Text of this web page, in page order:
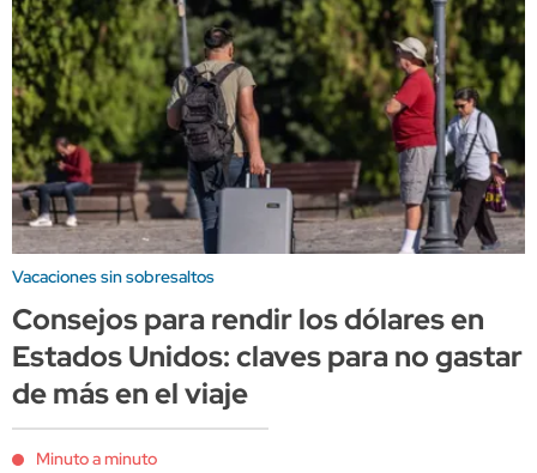
Vacaciones sin sobresaltos
Consejos para rendir los dólares en
Estados Unidos: claves para no gastar
de más en el viaje
Minuto a minuto